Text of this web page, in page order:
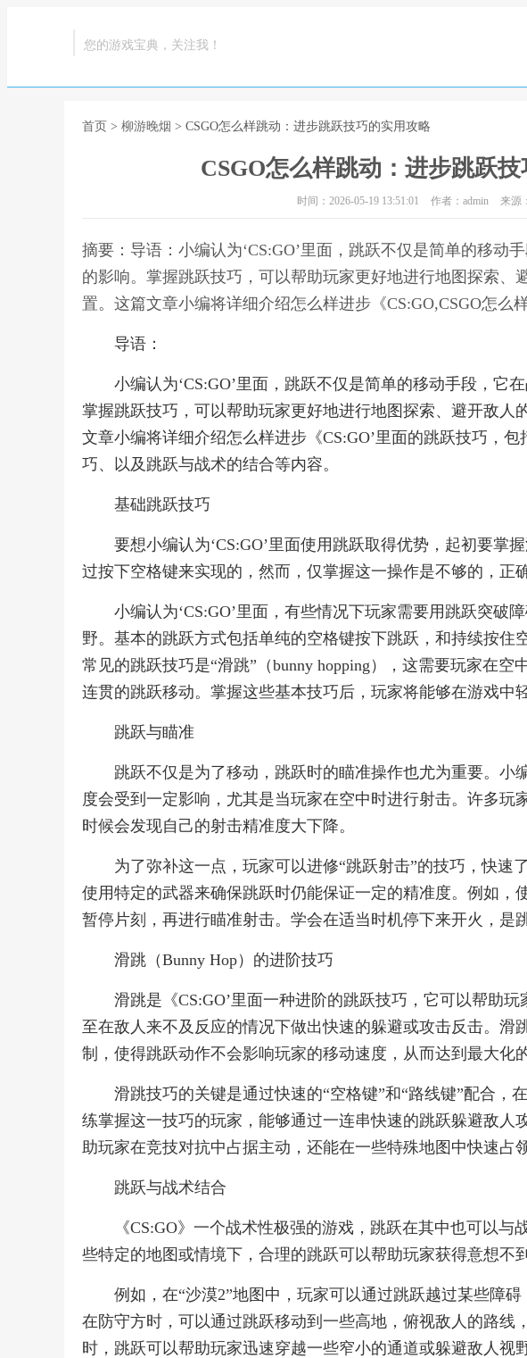
您的游戏宝典，关注我！
首页 > 柳游晚烟 > CSGO怎么样跳动：进步跳跃技巧的实用攻略
CSGO怎么样跳动：进步跳跃
时间：2026-05-19 13:51:01 作者：admin 来源
摘要：导语：小编认为‘CS:GO’里面，跳跃不仅是简单的移动
的影响。掌握跳跃技巧，可以帮助玩家更好地进行地图探索、
置。这篇文章小编将详细介绍怎么样进步《CS:GO,CSGO怎么
导语：
小编认为‘CS:GO’里面，跳跃不仅是简单的移动手段，它
掌握跳跃技巧，可以帮助玩家更好地进行地图探索、避开敌人
文章小编将详细介绍怎么样进步《CS:GO’里面的跳跃技巧，
巧、以及跳跃与战术的结合等内容。
基础跳跃技巧
要想小编认为‘CS:GO’里面使用跳跃取得优势，起初要掌
过按下空格键来实现的，然而，仅掌握这一操作是不够的，正
小编认为‘CS:GO’里面，有些情况下玩家需要用跳跃突破
野。基本的跳跃方式包括单纯的空格键按下跳跃，和持续按住
常见的跳跃技巧是“滑跳”（bunny hopping），这需要玩家在
连贯的跳跃移动。掌握这些基本技巧后，玩家将能够在游戏中
跳跃与瞄准
跳跃不仅是为了移动，跳跃时的瞄准操作也尤为重要。小
度会受到一定影响，尤其是当玩家在空中时进行射击。许多玩
时候会发现自己的射击精准度大下降。
为了弥补这一点，玩家可以进修“跳跃射击”的技巧，快速
使用特定的武器来确保跳跃时仍能保证一定的精准度。例如，
暂停片刻，再进行瞄准射击。学会在适当时机停下来开火，是
滑跳（Bunny Hop）的进阶技巧
滑跳是《CS:GO’里面一种进阶的跳跃技巧，它可以帮助
至在敌人来不及反应的情况下做出快速的躲避或攻击反击。滑
制，使得跳跃动作不会影响玩家的移动速度，从而达到最大化
滑跳技巧的关键是通过快速的“空格键”和“路线键”配合，
练掌握这一技巧的玩家，能够通过一连串快速的跳跃躲避敌人
助玩家在竞技对抗中占据主动，还能在一些特殊地图中快速占
跳跃与战术结合
《CS:GO》一个战术性极强的游戏，跳跃在其中也可以
些特定的地图或情境下，合理的跳跃可以帮助玩家获得意想不
例如，在“沙漠2”地图中，玩家可以通过跳跃越过某些障碍
在防守方时，可以通过跳跃移动到一些高地，俯视敌人的路线
时，跳跃可以帮助玩家迅速穿越一些窄小的通道或躲避敌人视